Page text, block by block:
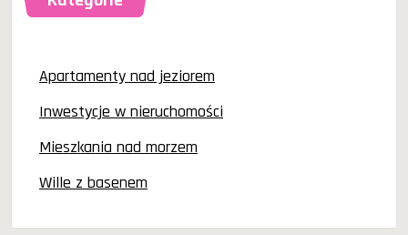
Apartamenty nad jeziorem
Inwestycje w nieruchomości
Mieszkania nad morzem
Wille z basenem